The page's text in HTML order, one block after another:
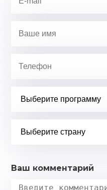
Ваш комментарий